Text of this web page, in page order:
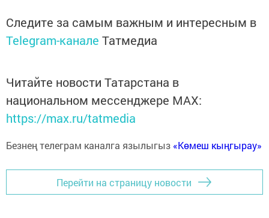
Следите за самым важным и интересным в
Telegram-канале Татмедиа
Читайте новости Татарстана в
национальном мессенджере MАХ:
https://max.ru/tatmedia
Безнең телеграм каналга язылыгыз «Көмеш кыңгырау»
Перейти на страницу новости